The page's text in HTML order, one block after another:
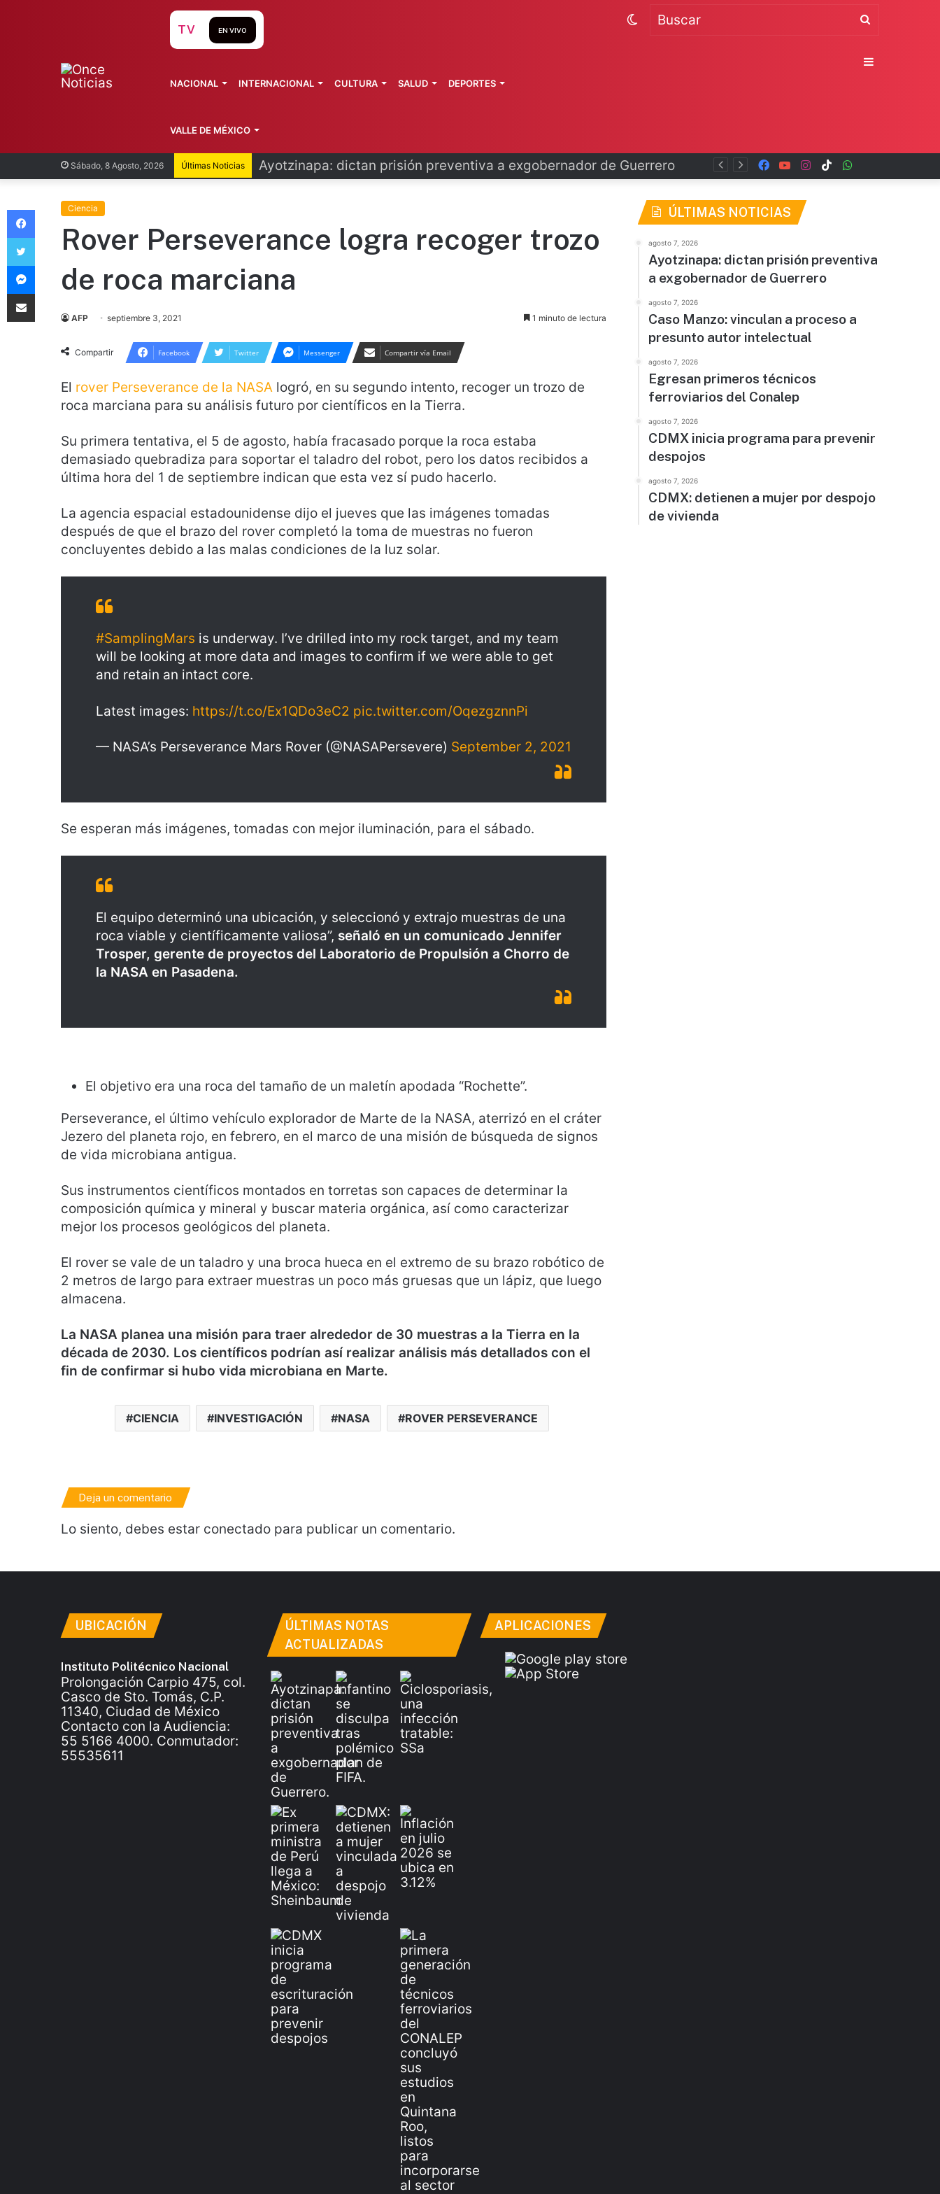
Sábado, 8 Agosto, 2026 Últimas Noticias Infantino se disculpa tras polémico plan de FIFA TikTok
Instagram
YouTube
Facebook
TV EN VIVO
NACIONAL INTERNACIONAL CULTURA SALUD DEPORTES
VALLE DE MÉXICO
Switch
Ciencia
Rover Perseverance logra recoger trozo
de roca marciana
AFP septiembre 3, 2021 1 minuto de lectura
Compartir Facebook Twitter Messenger Compartir vía Email
El rover Perseverance de la NASA logró, en su segundo intento, recoger un trozo de
roca marciana para su análisis futuro por científicos en la Tierra.
Su primera tentativa, el 5 de agosto, había fracasado porque la roca estaba
demasiado quebradiza para soportar el taladro del robot, pero los datos recibidos a
última hora del 1 de septiembre indican que esta vez sí pudo hacerlo.
La agencia espacial estadounidense dijo el jueves que las imágenes tomadas
después de que el brazo del rover completó la toma de muestras no fueron
concluyentes debido a las malas condiciones de la luz solar.
#SamplingMars is underway. I’ve drilled into my rock target, and my team
will be looking at more data and images to confirm if we were able to get
and retain an intact core.
Latest images: https://t.co/Ex1QDo3eC2 pic.twitter.com/OqezgznnPi
— NASA’s Perseverance Mars Rover (@NASAPersevere) September 2, 2021
Se esperan más imágenes, tomadas con mejor iluminación, para el sábado.
El equipo determinó una ubicación, y seleccionó y extrajo muestras de una
roca viable y científicamente valiosa”, señaló en un comunicado Jennifer
Trosper, gerente de proyectos del Laboratorio de Propulsión a Chorro de
la NASA en Pasadena.
El objetivo era una roca del tamaño de un maletín apodada “Rochette”.
Perseverance, el último vehículo explorador de Marte de la NASA, aterrizó en el cráter
Jezero del planeta rojo, en febrero, en el marco de una misión de búsqueda de signos
de vida microbiana antigua.
Sus instrumentos científicos montados en torretas son capaces de determinar la
composición química y mineral y buscar materia orgánica, así como caracterizar
mejor los procesos geológicos del planeta.
El rover se vale de un taladro y una broca hueca en el extremo de su brazo robótico de
2 metros de largo para extraer muestras un poco más gruesas que un lápiz, que luego
almacena.
La NASA planea una misión para traer alrededor de 30 muestras a la Tierra en la
década de 2030. Los científicos podrían así realizar análisis más detallados con el
fin de confirmar si hubo vida microbiana en Marte.
CIENCIA INVESTIGACIÓN NASA ROVER PERSEVERANCE
Deja un comentario
Lo siento, debes estar conectado para publicar un comentario.
ÚLTIMAS NOTICIAS
agosto 7, 2026
Ayotzinapa: dictan prisión preventiva
a exgobernador de Guerrero
agosto 7, 2026
Caso Manzo: vinculan a proceso a
presunto autor intelectual
agosto 7, 2026
Egresan primeros técnicos
ferroviarios del Conalep
agosto 7, 2026
CDMX inicia programa para prevenir
despojos
agosto 7, 2026
CDMX: detienen a mujer por despojo
de vivienda
UBICACIÓN
Instituto Politécnico Nacional
Prolongación Carpio 475, col.
Casco de Sto. Tomás, C.P.
11340, Ciudad de México
Contacto con la Audiencia:
55 5166 4000. Conmutador:
55535611
ÚLTIMAS NOTAS
ACTUALIZADAS
APLICACIONES
Facebook
Twitter
Messenger
Compartir vía Email